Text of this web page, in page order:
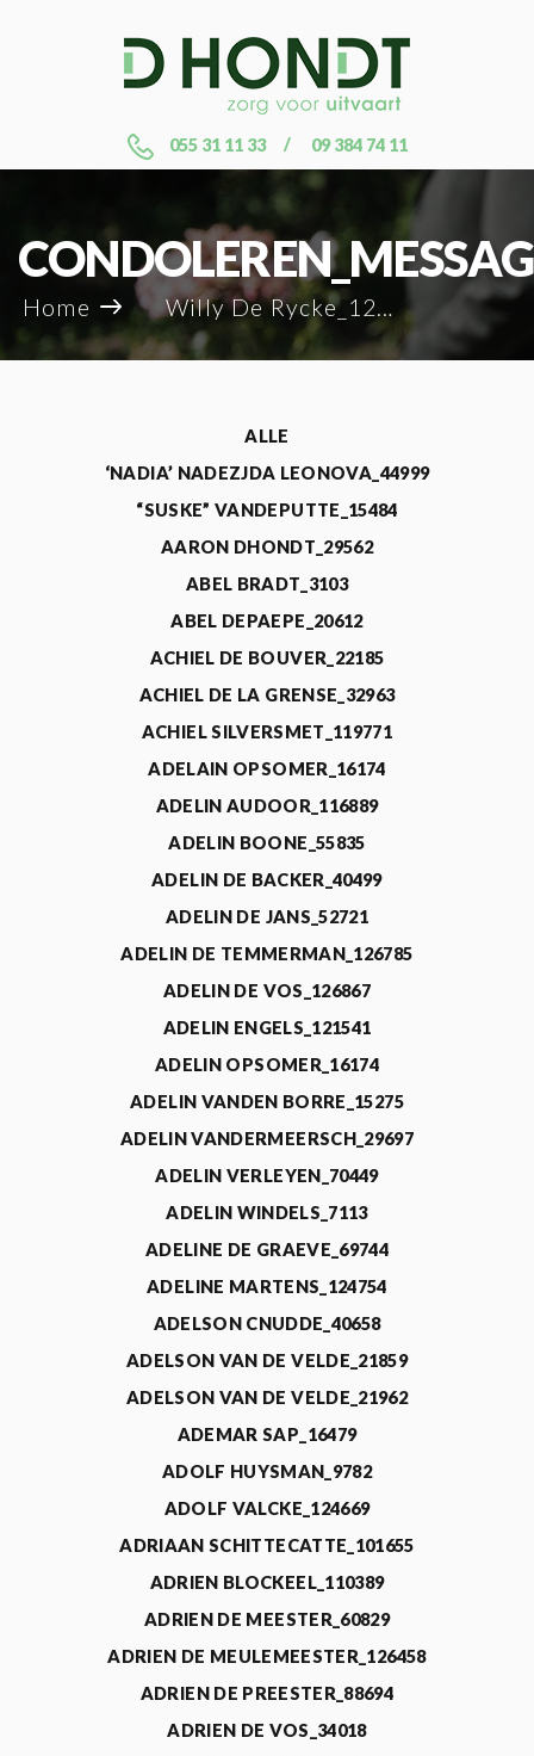
055 31 11 33 09 384 74 11
Home Willy De Rycke_122710
ALLE
‘NADIA’ NADEZJDA LEONOVA_44999
“SUSKE” VANDEPUTTE_15484
AARON DHONDT_29562
ABEL BRADT_3103
ABEL DEPAEPE_20612
ACHIEL DE BOUVER_22185
ACHIEL DE LA GRENSE_32963
ACHIEL SILVERSMET_119771
ADELAIN OPSOMER_16174
ADELIN AUDOOR_116889
ADELIN BOONE_55835
ADELIN DE BACKER_40499
ADELIN DE JANS_52721
ADELIN DE TEMMERMAN_126785
ADELIN DE VOS_126867
ADELIN ENGELS_121541
ADELIN OPSOMER_16174
ADELIN VANDEN BORRE_15275
ADELIN VANDERMEERSCH_29697
ADELIN VERLEYEN_70449
ADELIN WINDELS_7113
ADELINE DE GRAEVE_69744
ADELINE MARTENS_124754
ADELSON CNUDDE_40658
ADELSON VAN DE VELDE_21859
ADELSON VAN DE VELDE_21962
ADEMAR SAP_16479
ADOLF HUYSMAN_9782
ADOLF VALCKE_124669
ADRIAAN SCHITTECATTE_101655
ADRIEN BLOCKEEL_110389
ADRIEN DE MEESTER_60829
ADRIEN DE MEULEMEESTER_126458
ADRIEN DE PREESTER_88694
ADRIEN DE VOS_34018